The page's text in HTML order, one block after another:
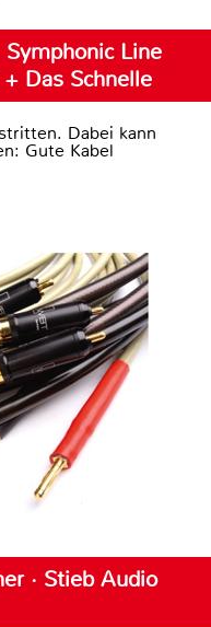
Symphonic Line
Das Schnelle
Dabei kann
Gute Kabel
· Stieb Audio